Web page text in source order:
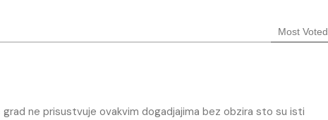
Most Voted
grad ne prisustvuje ovakvim dogadjajima bez obzira sto su isti